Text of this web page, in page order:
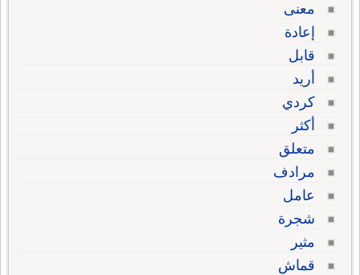
معنى
إعادة
قابل
أريد
كردي
أكثر
متعلق
مرادف
عامل
شجرة
مثير
قماش